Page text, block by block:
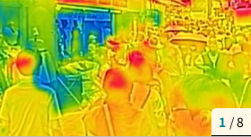
1 / 8